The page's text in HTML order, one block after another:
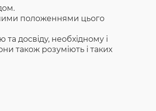
положеннями цього
досвіду, необхідному і
також розуміють і таких